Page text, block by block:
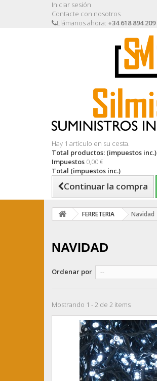
Iniciar sesión
Contacte con nosotros
Llámanos ahora: +34 618 894 209
Hay 1 artículo en su cesta.
Total productos: (impuestos inc.)
Impuestos 0,00 €
Total (impuestos inc.)
Continuar la compra
FERRETERIA Navidad
NAVIDAD
Ordenar por --
Mostrando 1 - 2 de 2 items